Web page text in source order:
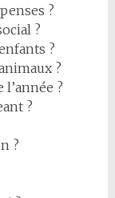
?
?
?
?
?
?
?